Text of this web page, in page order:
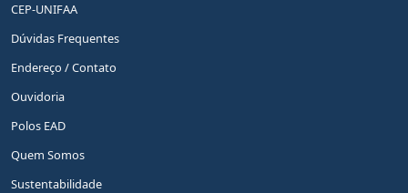
CEP-UNIFAA
Dúvidas Frequentes
Endereço / Contato
Ouvidoria
Polos EAD
Quem Somos
Sustentabilidade